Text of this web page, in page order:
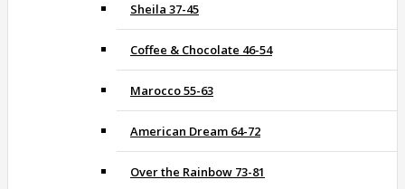
Sheila 37-45
Coffee & Chocolate 46-54
Marocco 55-63
American Dream 64-72
Over the Rainbow 73-81